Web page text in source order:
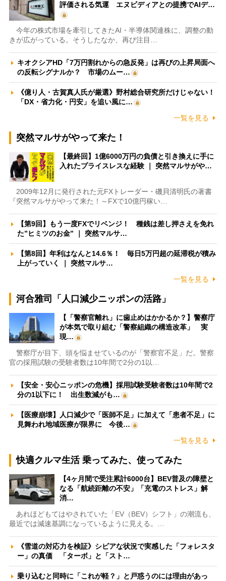
評価される気運 エヌビディアとの提携でAIデ…
今年の株式市場を牽引してきたAI・半導体関連株に、調整の動
きが広がっている。そうしたなか、再び注目…
キオクシアHD「7万円割れからの急反発」は再びの上昇局面へ
の反転シグナルか？ 市場のムー…
《億り人・古賀真人氏が厳選》野村総合研究所だけじゃない！
「DX・省力化・円安」を追い風に…
一覧を見る
突然マルサがやって来た！
【最終回】1億6000万円の負債と引き換えに手に
入れたプライスレスな経験 ｜ 突然マルサがや…
2009年12月に発行された元FXトレーダー・磯貝清明氏の著書
『突然マルサがやって来た！～FXで10億円稼い…
【第9回】もう一度FXでリベンジ！ 種銭は差し押さえを免れ
た”ヒミツのお金” ｜ 突然マルサ…
【第8回】年利はなんと14.6％！ 毎日5万円超の延滞税が積み
上がっていく ｜ 突然マルサ…
一覧を見る
河合雅司「人口減少ニッポンの活路」
【「警察官離れ」に歯止めはかかるか？】警察庁
が本気で取り組む「警察組織の構造改革」 実
現…
警察庁が目下、頭を悩ませているのが「警察官不足」だ。警察
官の採用試験の受験者数は10年間で2分の1以…
【安全・安心ニッポンの危機】採用試験受験者数は10年間で2
分の1以下に！ 出生数減がも…
【医療崩壊】人口減少で「医師不足」に加えて「患者不足」に
見舞われ地域医療が限界に 今後…
一覧を見る
快適クルマ生活 乗ってみた、使ってみた
【4ヶ月間で受注累計6000台】BEV普及の障壁と
なる「航続距離の不安」「充電のストレス」解
消…
あれほどもてはやされていた「EV（BEV）シフト」の潮流も、
最近では減速基調になっているように見える。…
《雪道の対応力を検証》シビアな状況で実感した「フォレスタ
ー」の真価 「ターボ」と「スト…
乗り込むと同時に「これが軽？」と戸惑うのには理由があっ